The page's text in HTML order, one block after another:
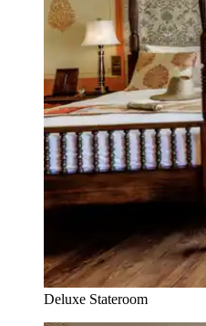
Deluxe Stateroom